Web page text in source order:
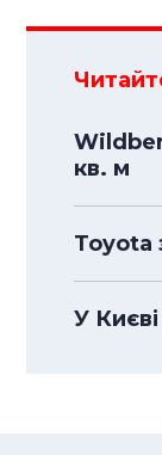
кв. м
Toyota
У